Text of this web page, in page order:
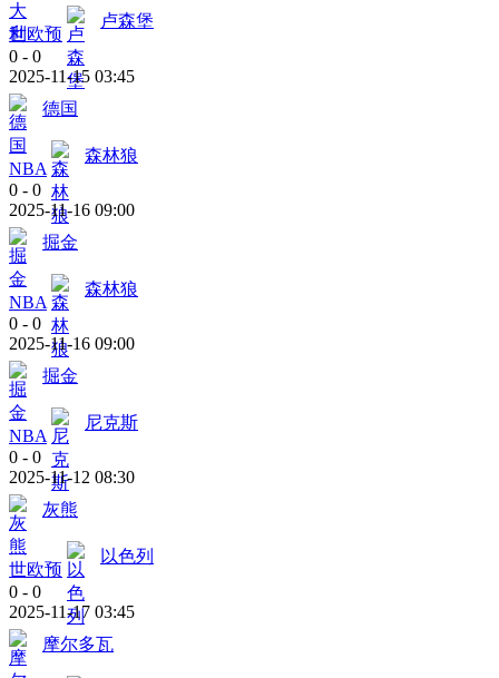
世欧预
卢森堡
0 - 0
2025-11-15 03:45
德国
NBA
森林狼
0 - 0
2025-11-16 09:00
掘金
NBA
森林狼
0 - 0
2025-11-16 09:00
掘金
NBA
尼克斯
0 - 0
2025-11-12 08:30
灰熊
世欧预
以色列
0 - 0
2025-11-17 03:45
摩尔多瓦